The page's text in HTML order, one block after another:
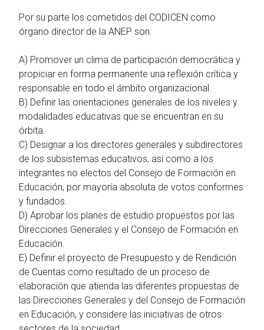
Por su parte los cometidos del CODICEN como
órgano director de la ANEP son:
A) Promover un clima de participación democrática y
propiciar en forma permanente una reflexión crítica y
responsable en todo el ámbito organizacional.
B) Definir las orientaciones generales de los niveles y
modalidades educativas que se encuentran en su
órbita.
C) Designar a los directores generales y subdirectores
de los subsistemas educativos, así como a los
integrantes no electos del Consejo de Formación en
Educación, por mayoría absoluta de votos conformes
y fundados.
D) Aprobar los planes de estudio propuestos por las
Direcciones Generales y el Consejo de Formación en
Educación.
E) Definir el proyecto de Presupuesto y de Rendición
de Cuentas como resultado de un proceso de
elaboración que atienda las diferentes propuestas de
las Direcciones Generales y del Consejo de Formación
en Educación, y considere las iniciativas de otros